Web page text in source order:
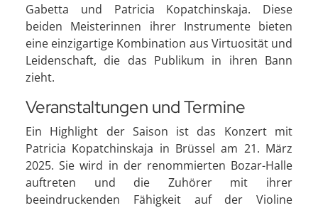
Gabetta und Patricia Kopatchinskaja. Diese
beiden Meisterinnen ihrer Instrumente bieten
eine einzigartige Kombination aus Virtuosität und
Leidenschaft, die das Publikum in ihren Bann
zieht.
Veranstaltungen und Termine
Ein Highlight der Saison ist das Konzert mit
Patricia Kopatchinskaja in Brüssel am 21. März
2025. Sie wird in der renommierten Bozar-Halle
auftreten und die Zuhörer mit ihrer
beeindruckenden Fähigkeit auf der Violine